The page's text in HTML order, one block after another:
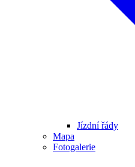
Jízdní řády
Mapa
Fotogalerie